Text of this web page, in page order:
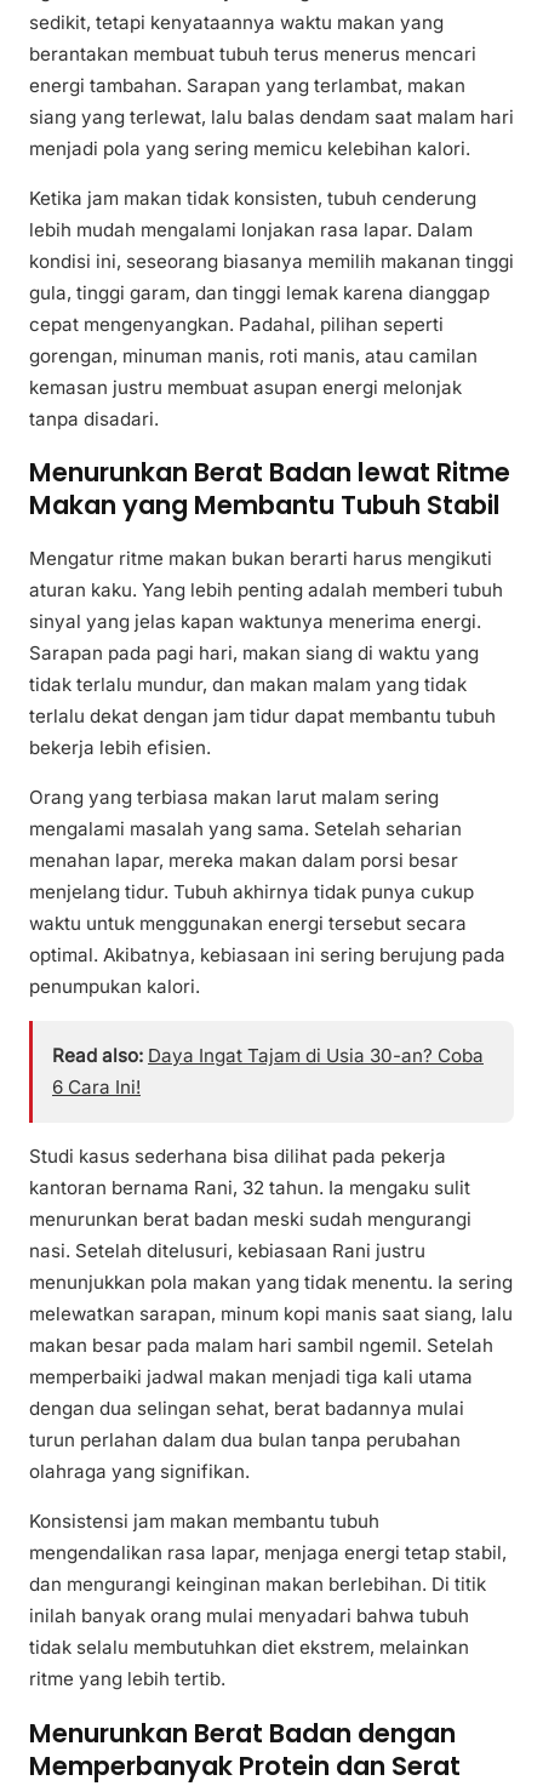
sedikit, tetapi kenyataannya waktu makan yang
berantakan membuat tubuh terus menerus mencari
energi tambahan. Sarapan yang terlambat, makan
siang yang terlewat, lalu balas dendam saat malam hari
menjadi pola yang sering memicu kelebihan kalori.
Ketika jam makan tidak konsisten, tubuh cenderung
lebih mudah mengalami lonjakan rasa lapar. Dalam
kondisi ini, seseorang biasanya memilih makanan tinggi
gula, tinggi garam, dan tinggi lemak karena dianggap
cepat mengenyangkan. Padahal, pilihan seperti
gorengan, minuman manis, roti manis, atau camilan
kemasan justru membuat asupan energi melonjak
tanpa disadari.
Menurunkan Berat Badan lewat Ritme
Makan yang Membantu Tubuh Stabil
Mengatur ritme makan bukan berarti harus mengikuti
aturan kaku. Yang lebih penting adalah memberi tubuh
sinyal yang jelas kapan waktunya menerima energi.
Sarapan pada pagi hari, makan siang di waktu yang
tidak terlalu mundur, dan makan malam yang tidak
terlalu dekat dengan jam tidur dapat membantu tubuh
bekerja lebih efisien.
Orang yang terbiasa makan larut malam sering
mengalami masalah yang sama. Setelah seharian
menahan lapar, mereka makan dalam porsi besar
menjelang tidur. Tubuh akhirnya tidak punya cukup
waktu untuk menggunakan energi tersebut secara
optimal. Akibatnya, kebiasaan ini sering berujung pada
penumpukan kalori.
Read also: Daya Ingat Tajam di Usia 30-an? Coba
6 Cara Ini!
Studi kasus sederhana bisa dilihat pada pekerja
kantoran bernama Rani, 32 tahun. Ia mengaku sulit
menurunkan berat badan meski sudah mengurangi
nasi. Setelah ditelusuri, kebiasaan Rani justru
menunjukkan pola makan yang tidak menentu. Ia sering
melewatkan sarapan, minum kopi manis saat siang, lalu
makan besar pada malam hari sambil ngemil. Setelah
memperbaiki jadwal makan menjadi tiga kali utama
dengan dua selingan sehat, berat badannya mulai
turun perlahan dalam dua bulan tanpa perubahan
olahraga yang signifikan.
Konsistensi jam makan membantu tubuh
mengendalikan rasa lapar, menjaga energi tetap stabil,
dan mengurangi keinginan makan berlebihan. Di titik
inilah banyak orang mulai menyadari bahwa tubuh
tidak selalu membutuhkan diet ekstrem, melainkan
ritme yang lebih tertib.
Menurunkan Berat Badan dengan
Memperbanyak Protein dan Serat